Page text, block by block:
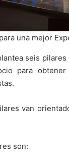
una mejor
seis
para
van
son: